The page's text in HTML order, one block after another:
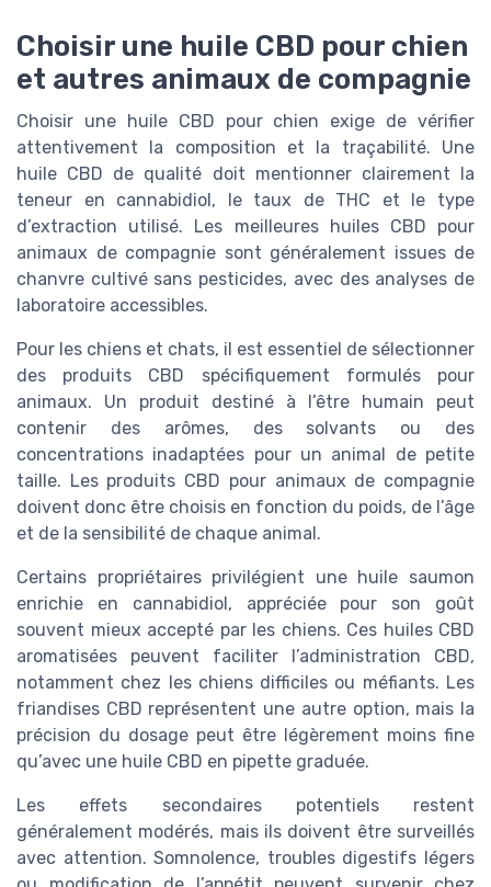
Choisir une huile CBD pour chien
et autres animaux de compagnie
Choisir une huile CBD pour chien exige de vérifier
attentivement la composition et la traçabilité. Une
huile CBD de qualité doit mentionner clairement la
teneur en cannabidiol, le taux de THC et le type
d’extraction utilisé. Les meilleures huiles CBD pour
animaux de compagnie sont généralement issues de
chanvre cultivé sans pesticides, avec des analyses de
laboratoire accessibles.
Pour les chiens et chats, il est essentiel de sélectionner
des produits CBD spécifiquement formulés pour
animaux. Un produit destiné à l’être humain peut
contenir des arômes, des solvants ou des
concentrations inadaptées pour un animal de petite
taille. Les produits CBD pour animaux de compagnie
doivent donc être choisis en fonction du poids, de l’âge
et de la sensibilité de chaque animal.
Certains propriétaires privilégient une huile saumon
enrichie en cannabidiol, appréciée pour son goût
souvent mieux accepté par les chiens. Ces huiles CBD
aromatisées peuvent faciliter l’administration CBD,
notamment chez les chiens difficiles ou méfiants. Les
friandises CBD représentent une autre option, mais la
précision du dosage peut être légèrement moins fine
qu’avec une huile CBD en pipette graduée.
Les effets secondaires potentiels restent
généralement modérés, mais ils doivent être surveillés
avec attention. Somnolence, troubles digestifs légers